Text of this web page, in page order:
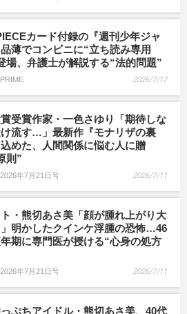
カード付録の『週刊少年ジャ
薄でコンビニに“立ち読み専用
場、弁護士が解説する“法的問題”
2026/7/17
受賞作家・一色さゆり「期待しな
流す…」最新作『モナリザの裏
めた、人間関係に悩む人に贈
則”
年7月21日号 2026/7/11
・熊切あさ美「顔が腫れ上がり大
明かしたクインケ浮腫の恐怖…46
期に専門医が授ける“心身の処方
年7月21日号 2026/7/11
ぷちアイドル・熊切あさ美、40代